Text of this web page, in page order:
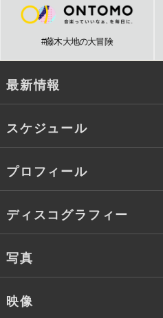
#藤木大地の大冒険
最新情報
スケジュール
プロフィール
ディスコグラフィー
写真
映像